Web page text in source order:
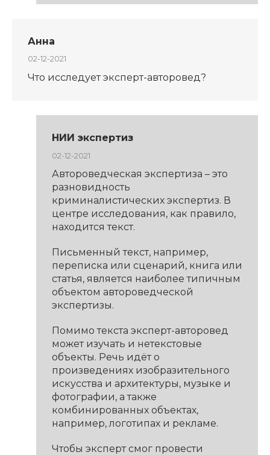
Анна
02-12-2021
Что исследует эксперт-авторовед?
НИИ экспертиз
02-12-2021
Автороведческая экспертиза – это
разновидность
криминалистических экспертиз. В
центре исследования, как правило,
находится текст.
Письменный текст, например,
переписка или сценарий, книга или
статья, является наиболее типичным
объектом автороведческой
экспертизы.
Помимо текста эксперт-авторовед
может изучать и нетекстовые
объекты. Речь идёт о
произведениях изобразительного
искусства и архитектуры, музыке и
фотографии, а также
комбинированных объектах,
например, логотипах и рекламе.
Чтобы эксперт смог провести